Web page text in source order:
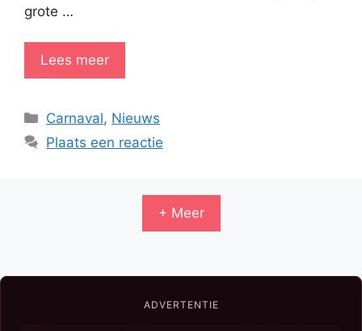
grote …
Lees meer
Categorieën
Carnaval, Nieuws
Plaats een reactie
+ Meer
ADVERTENTIE